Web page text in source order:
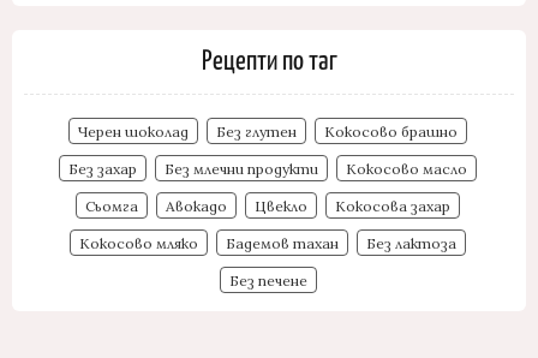
Рецепти по таг
Черен шоколад Без глутен Кокосово брашно
Без захар Без млечни продукти Кокосово масло
Сьомга Авокадо Цвекло Кокосова захар
Кокосово мляко Бадемов тахан Без лактоза
Без печене